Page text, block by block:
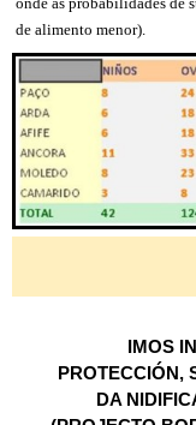
de alimento menor).
IMOS
PROTECCIÓN,
DA